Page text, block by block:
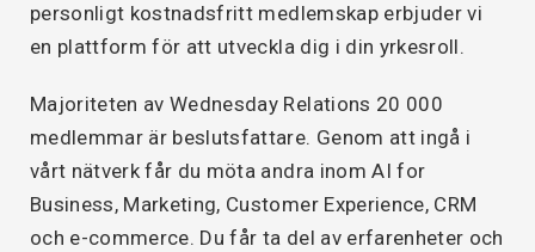
personligt kostnadsfritt medlemskap erbjuder vi
en plattform för att utveckla dig i din yrkesroll.
Majoriteten av Wednesday Relations 20 000
medlemmar är beslutsfattare. Genom att ingå i
vårt nätverk får du möta andra inom AI for
Business, Marketing, Customer Experience, CRM
och e-commerce. Du får ta del av erfarenheter och